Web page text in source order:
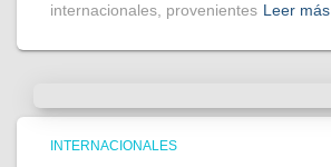
internacionales, provenientes Leer más
INTERNACIONALES